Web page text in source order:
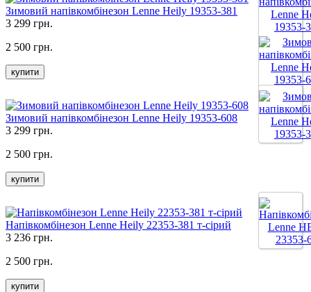
Все цвета
Все цвета
Зимовий напівкомбінезон Lenne Heily 19353-381
3 299 грн.
2 500 грн.
купити
Зимовий напівкомбінезон Lenne Heily 19353-608
3 299 грн.
2 500 грн.
купити
Напівкомбінезон Lenne Heily 22353-381 т-сірий
3 236 грн.
2 500 грн.
купити